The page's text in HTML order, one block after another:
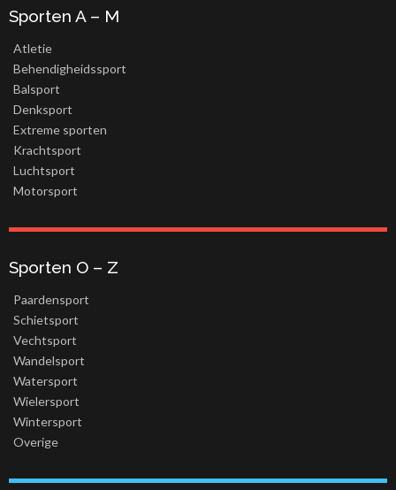
Sporten A – M
Atletie
Behendigheidssport
Balsport
Denksport
Extreme sporten
Krachtsport
Luchtsport
Motorsport
Sporten O – Z
Paardensport
Schietsport
Vechtsport
Wandelsport
Watersport
Wielersport
Wintersport
Overige